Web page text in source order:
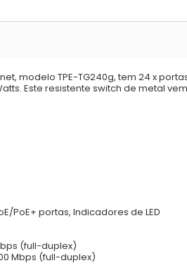
modelo TPE-TG240g, tem 24 x
Este resistente switch de metal
PoE+ portas, Indicadores de LED
(full-duplex)
Mbps (full-duplex)